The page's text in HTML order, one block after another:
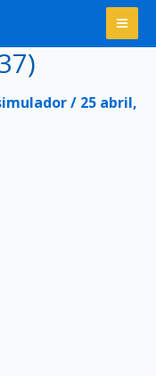
/ 25 abril,